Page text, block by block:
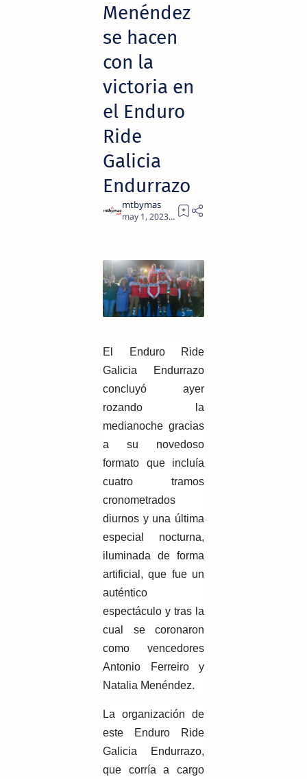
Menéndez
se hacen
con la
victoria en
el Enduro
Ride
Galicia
Endurrazo
2
El Enduro Ride
Galicia Endurrazo
concluyó ayer
rozando la
medianoche gracias
a su novedoso
formato que incluía
cuatro tramos
cronometrados
diurnos y una última
especial nocturna,
iluminada de forma
artificial, que fue un
auténtico
espectáculo y tras la
cual se coronaron
como vencedores
Antonio Ferreiro y
Natalia Menéndez.
La organización de
este Enduro Ride
Galicia Endurrazo,
que corría a cargo